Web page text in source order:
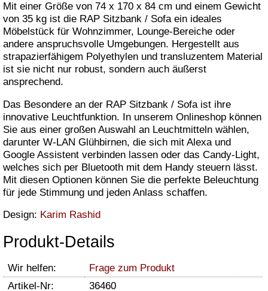
Mit einer Größe von 74 x 170 x 84 cm und einem Gewicht
von 35 kg ist die RAP Sitzbank / Sofa ein ideales
Möbelstück für Wohnzimmer, Lounge-Bereiche oder
andere anspruchsvolle Umgebungen. Hergestellt aus
strapazierfähigem Polyethylen und transluzentem Material
ist sie nicht nur robust, sondern auch äußerst
ansprechend.
Das Besondere an der RAP Sitzbank / Sofa ist ihre
innovative Leuchtfunktion. In unserem Onlineshop können
Sie aus einer großen Auswahl an Leuchtmitteln wählen,
darunter W-LAN Glühbirnen, die sich mit Alexa und
Google Assistent verbinden lassen oder das Candy-Light,
welches sich per Bluetooth mit dem Handy steuern lässt.
Mit diesen Optionen können Sie die perfekte Beleuchtung
für jede Stimmung und jeden Anlass schaffen.
Design: Karim Rashid
Produkt-Details
Wir helfen:
Frage zum Produkt
Artikel-Nr:
36460